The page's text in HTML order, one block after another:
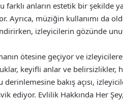
anların estetik bir şekilde
Ayrıca, müziğin kullanımı da
izleyicilerin gözünde
ötesine geçiyor ve
keyifli anlar ve belirsizlikler,
derinlemesine bakış açısı,
ediyor. Evlilik Hakkında Her